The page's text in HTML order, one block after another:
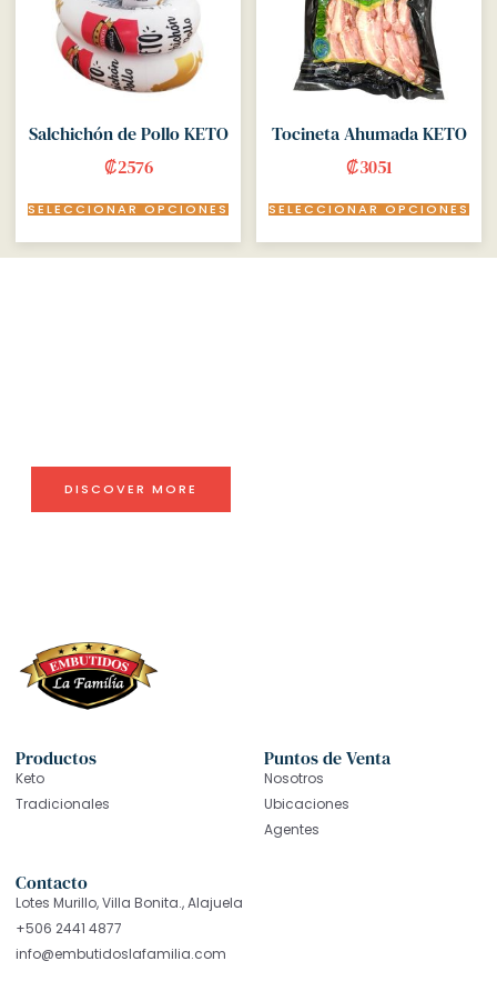
Salchichón de Pollo KETO
₡2576
SELECCIONAR OPCIONES
Tocineta Ahumada KETO
₡3051
SELECCIONAR OPCIONES
DISCOVER MORE
Productos
Keto
Tradicionales
Puntos de Venta
Nosotros
Ubicaciones
Agentes
Contacto
Lotes Murillo, Villa Bonita., Alajuela
+506 2441 4877
info@embutidoslafamilia.com